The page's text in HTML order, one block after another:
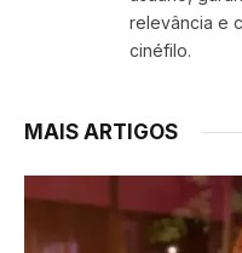
relevância e
cinéfilo.
MAIS ARTIGOS